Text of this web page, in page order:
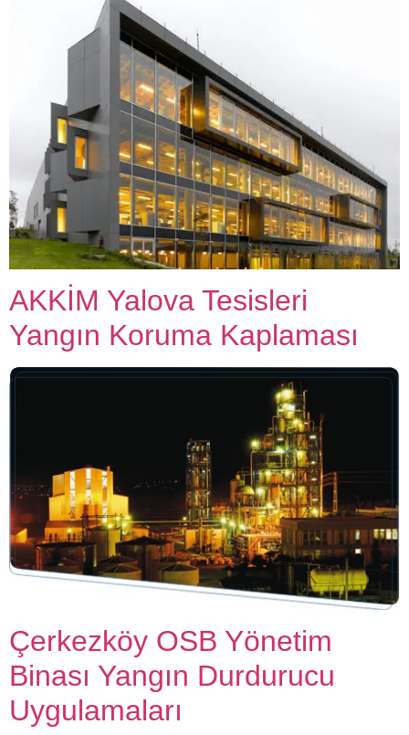
AKKİM Yalova Tesisleri
Yangın Koruma Kaplaması
Çerkezköy OSB Yönetim
Binası Yangın Durdurucu
Uygulamaları